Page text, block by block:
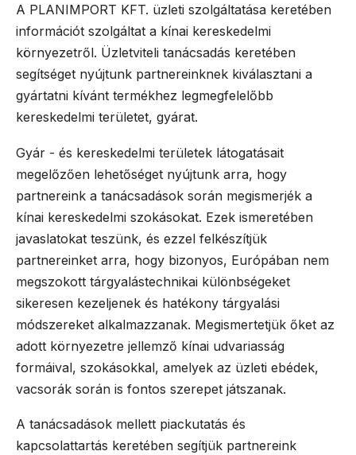
A PLANIMPORT KFT. üzleti szolgáltatása keretében
információt szolgáltat a kínai kereskedelmi
környezetről. Üzletviteli tanácsadás keretében
segítséget nyújtunk partnereinknek kiválasztani a
gyártatni kívánt termékhez legmegfelelőbb
kereskedelmi területet, gyárat.
Gyár - és kereskedelmi területek látogatásait
megelőzően lehetőséget nyújtunk arra, hogy
partnereink a tanácsadások során megismerjék a
kínai kereskedelmi szokásokat. Ezek ismeretében
javaslatokat teszünk, és ezzel felkészítjük
partnereinket arra, hogy bizonyos, Európában nem
megszokott tárgyalástechnikai különbségeket
sikeresen kezeljenek és hatékony tárgyalási
módszereket alkalmazzanak. Megismertetjük őket az
adott környezetre jellemző kínai udvariasság
formáival, szokásokkal, amelyek az üzleti ebédek,
vacsorák során is fontos szerepet játszanak.
A tanácsadások mellett piackutatás és
kapcsolattartás keretében segítjük partnereink